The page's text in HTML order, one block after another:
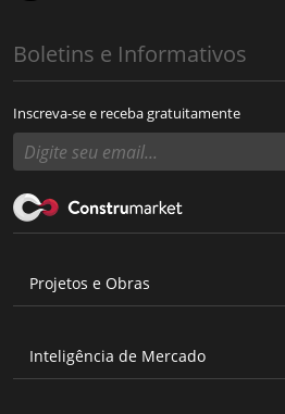
Boletins e Informativos
Inscreva-se e receba gratuitamente
Projetos e Obras
Inteligência de Mercado